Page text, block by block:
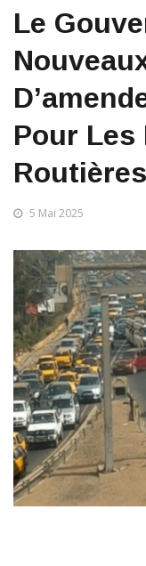
Le
Pour
Routières
5 Mai 2025